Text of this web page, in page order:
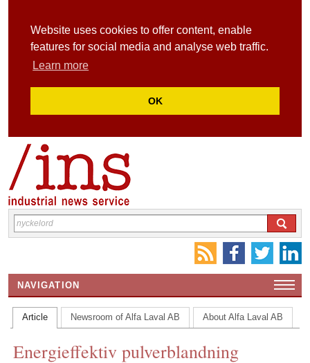
Website uses cookies to offer content, enable
features for social media and analyse web traffic.
Learn more
OK
NAVIGATION
HEMSIDA
KONTAKTA OSS
INS HEMSIDOR
Article Newsroom of Alfa Laval AB About Alfa Laval AB
Energieffektiv pulverblandning